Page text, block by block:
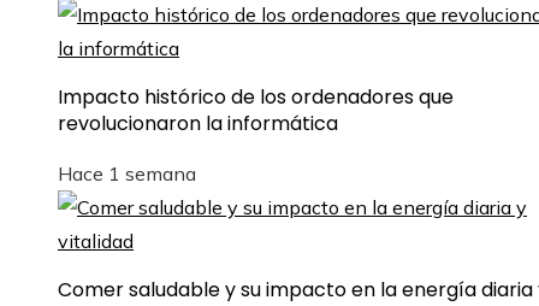
Impacto histórico de los ordenadores que
revolucionaron la informática
Hace 1 semana
Comer saludable y su impacto en la energía diaria